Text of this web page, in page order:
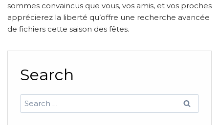
sommes convaincus que vous, vos amis, et vos proches
apprécierez la liberté qu’offre une recherche avancée
de fichiers cette saison des fêtes.
Search
Search
for: